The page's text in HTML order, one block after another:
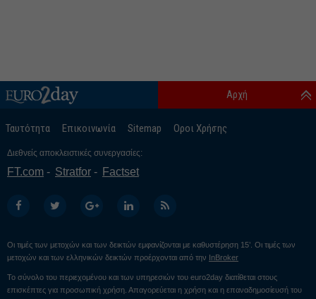
Ταυτότητα Επικοινωνία Sitemap Οροι Χρήσης
Αρχή
Διεθνείς αποκλειστικές συνεργασίες:
FT.com Stratfor Factset
Οι τιμές των μετοχών και των δεικτών εμφανίζονται με καθυστέρηση 15’. Οι τιμές των
μετοχών και των ελληνικών δεικτών προέρχονται από την InBroker
Το σύνολο του περιεχομένου και των υπηρεσιών του euro2day διατίθεται στους
επισκέπτες για προσωπική χρήση. Απαγορεύεται η χρήση και η επαναδημοσίευσή του